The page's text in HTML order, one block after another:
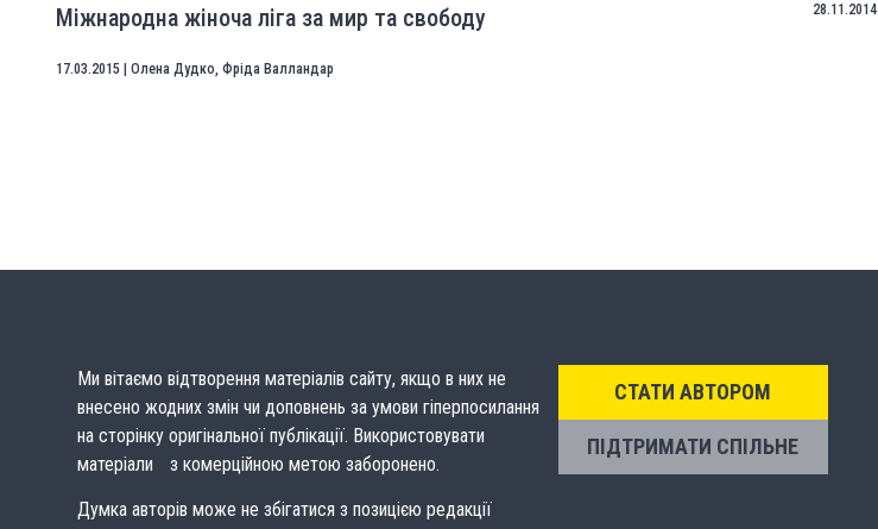
Міжнародна жіноча ліга за мир та свободу
17.03.2015 Олена Дудко, Фріда Валландар
28.11.2014
Ми вітаємо відтворення матеріалів сайту, якщо в них не
внесено жодних змін чи доповнень за умови гіперпосилання
на сторінку оригінальної публікації. Використовувати
матеріали з комерційною метою заборонено.
Думка авторів може не збігатися з позицією редакції
СТАТИ АВТОРОМ
ПІДТРИМАТИ СПІЛЬНЕ